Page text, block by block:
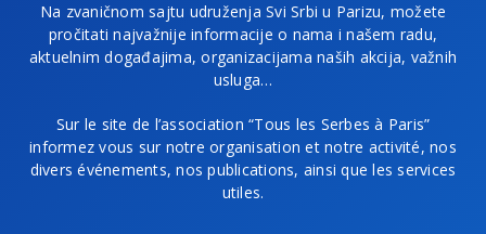
Na zvaničnom sajtu udruženja Svi Srbi u Parizu, možete
pročitati najvažnije informacije o nama i našem radu,
aktuelnim događajima, organizacijama naših akcija, važnih
usluga…
Sur le site de l’association “Tous les Serbes à Paris”
informez vous sur notre organisation et notre activité, nos
divers événements, nos publications, ainsi que les services
utiles.